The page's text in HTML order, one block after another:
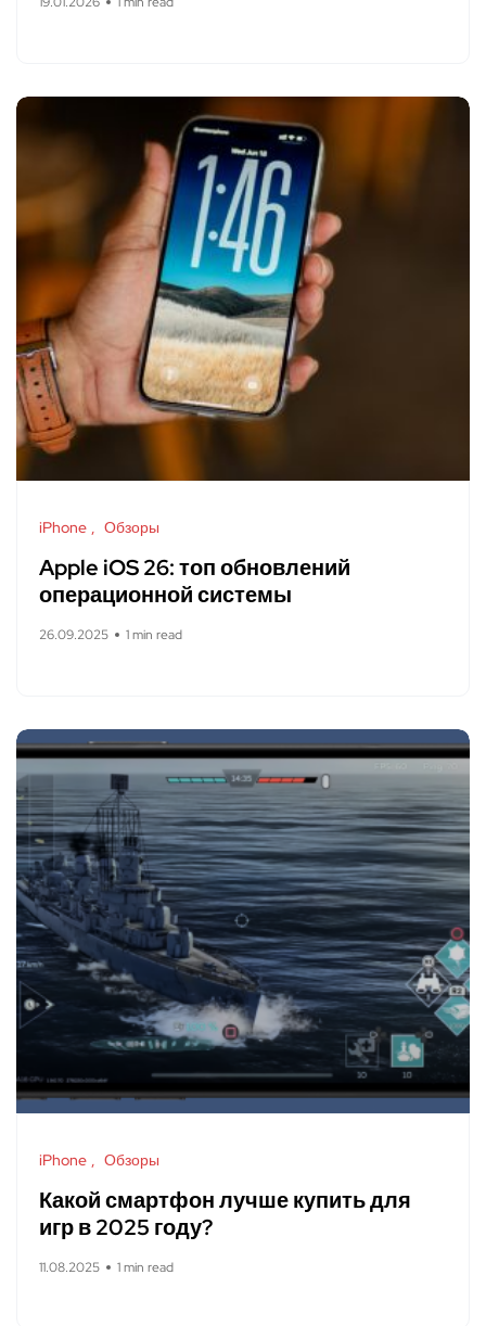
iPhone Обзоры
Apple iOS 26: топ обновлений
операционной системы
26.09.2025 1 min read
iPhone Обзоры
Какой смартфон лучше купить для
игр в 2025 году?
11.08.2025 1 min read